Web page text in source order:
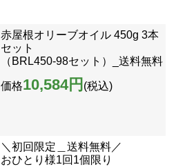
赤屋根オリーブオイル 450g 3本
セット
（BRL450-98セット）_送料無料
価格10,584円 (税込)
＼初回限定＿送料無料／
おひとり様1回1個限り